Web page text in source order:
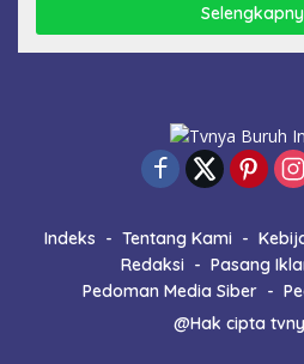
Indeks Tentang Kami
Redaksi
Pasang
Pedoman Media Siber
@Hak cipta